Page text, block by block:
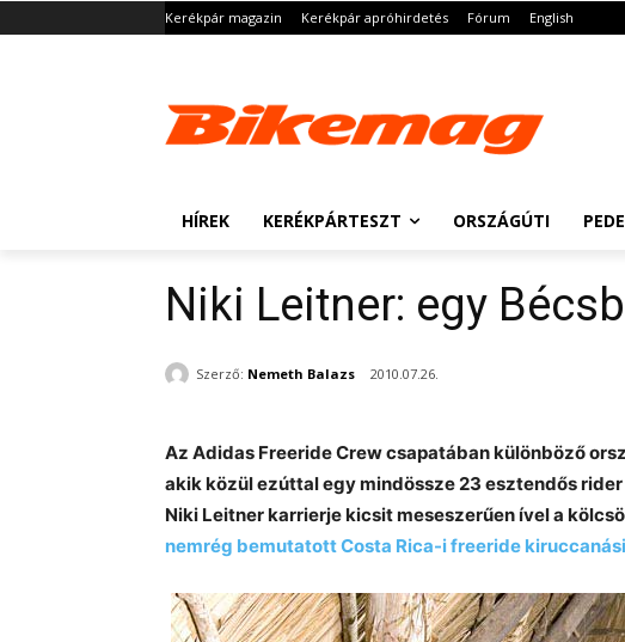
Kerékpár magazin Kerékpár apróhirdetés Fórum English
HÍREK KERÉKPÁRTESZT ORSZÁGÚTI
Niki Leitner: egy
Szerző: Nemeth Balazs 2010.07.26.
Az Adidas Freeride Crew csapatában különböző
akik közül ezúttal egy mindössze 23 esztendős
Niki Leitner karrierje kicsit meseszerűen ível a
nemrég bemutatott Costa Rica-i freeride